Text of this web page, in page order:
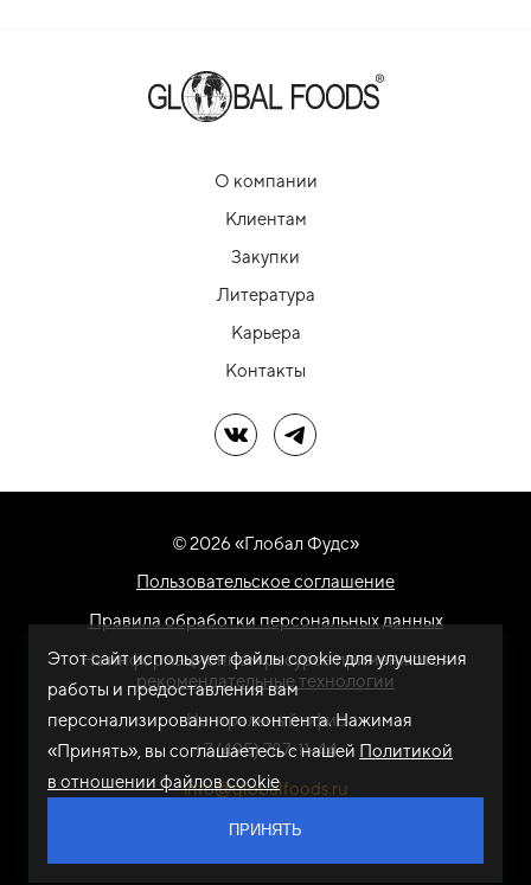
О компании
Клиентам
Закупки
Литература
Карьера
Контакты
Мы в ВКМы в Telegram
© 2026 «Глобал Фудс»
Пользовательское соглашение
Правила обработки персональных данных
На информационном ресурсе применяются
рекомендательные технологии
Центральный офис
+7 (495) 787-11-44
info@globalfoods.ru
Этот сайт использует файлы cookie для улучшения
работы и предоставления вам
персонализированного контента. Нажимая
«Принять», вы соглашаетесь с нашей Политикой
в отношении файлов cookie
ПРИНЯТЬ